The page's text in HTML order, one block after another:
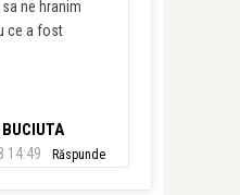
ne hranim
ce a fost
14:49 Răspunde